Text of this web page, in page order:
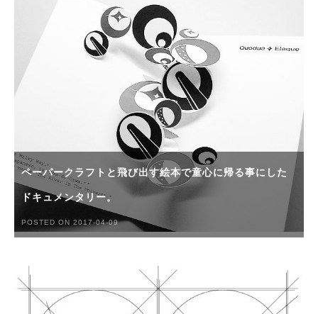
ペーパークラフトと飛び出す絵本で童心に帰る事にした
ドキュメンタリー。
POSTED ON 2017-04-09